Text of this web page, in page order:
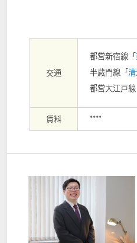
交通
都営新宿線「
半蔵門線「 清
都営大江戸線
賃料 ****